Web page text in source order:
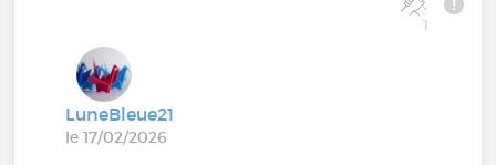
1
LuneBleue21
le 17/02/2026